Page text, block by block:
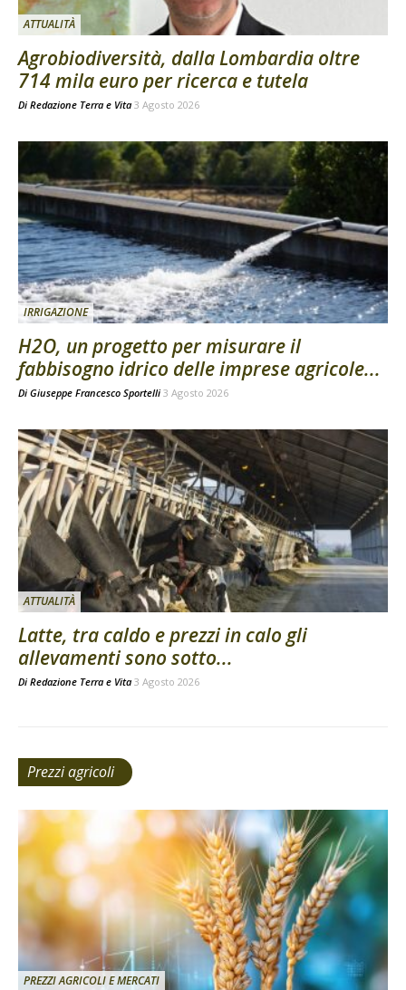
ATTUALITÀ
Agrobiodiversità, dalla Lombardia oltre
714 mila euro per ricerca e tutela
Di Redazione Terra e Vita 3 Agosto 2026
IRRIGAZIONE
H2O, un progetto per misurare il
fabbisogno idrico delle imprese agricole...
Di Giuseppe Francesco Sportelli 3 Agosto 2026
ATTUALITÀ
Latte, tra caldo e prezzi in calo gli
allevamenti sono sotto...
Di Redazione Terra e Vita 3 Agosto 2026
Prezzi agricoli
PREZZI AGRICOLI E MERCATI